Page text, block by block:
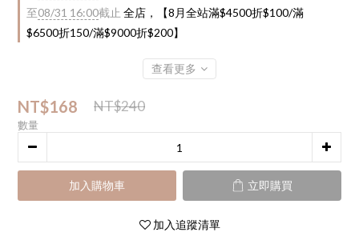
至08/31 16:00截止 全店，【8月全站滿$4500折$100/滿
$6500折150/滿$9000折$200】
查看更多
NT$168 NT$240
數量
加入購物車 立即購買
加入追蹤清單